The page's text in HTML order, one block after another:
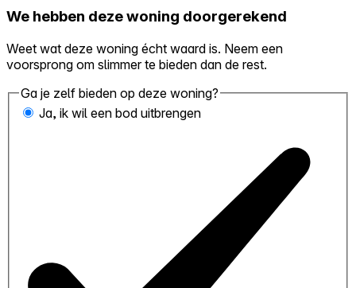
We hebben deze woning doorgerekend
Weet wat deze woning écht waard is. Neem een
voorsprong om slimmer te bieden dan de rest.
Ga je zelf bieden op deze woning?
Ja, ik wil een bod uitbrengen